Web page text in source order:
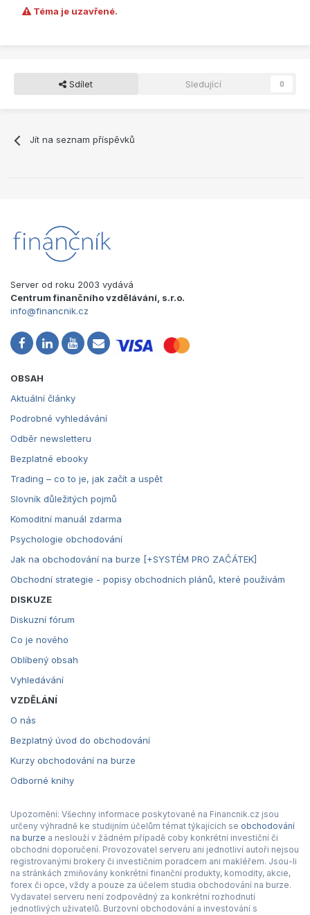
Téma je uzavřené.
Sdílet Sledující 0
Jít na seznam příspěvků
Server od roku 2003 vydává
Centrum finančního vzdělávání, s.r.o.
info@financnik.cz
OBSAH
Aktuální články
Podrobné vyhledávání
Odběr newsletteru
Bezplatné ebooky
Trading – co to je, jak začít a uspět
Slovník důležitých pojmů
Komoditní manuál zdarma
Psychologie obchodování
Jak na obchodování na burze [+SYSTÉM PRO ZAČÁTEK]
Obchodní strategie - popisy obchodních plánů, které používám
DISKUZE
Diskuzní fórum
Co je nového
Oblíbený obsah
Vyhledávání
VZDĚLÁNÍ
O nás
Bezplatný úvod do obchodování
Kurzy obchodování na burze
Odborné knihy
Upozornění: Všechny informace poskytované na Financnik.cz jsou
určeny výhradně ke studijním účelům témat týkajících se obchodování
na burze a neslouží v žádném případě coby konkrétní investiční či
obchodní doporučení. Provozovatel serveru ani jednotliví autoři nejsou
registrovanými brokery či investičním poradcem ani makléřem. Jsou-li
na stránkách zmiňovány konkrétní finanční produkty, komodity, akcie,
forex či opce, vždy a pouze za účelem studia obchodování na burze.
Vydavatel serveru není zodpovědný za konkrétní rozhodnutí
jednotlivých uživatelů. Burzovní obchodování a investování s